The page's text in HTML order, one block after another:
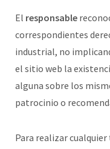
El responsable
correspondientes
industrial, no
el sitio web la
alguna sobre los
patrocinio o
Para realizar